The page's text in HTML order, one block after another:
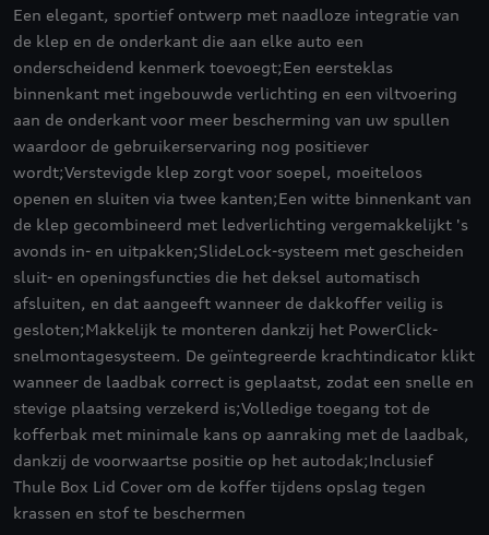
Een elegant, sportief ontwerp met naadloze integratie van
de klep en de onderkant die aan elke auto een
onderscheidend kenmerk toevoegt;Een eersteklas
binnenkant met ingebouwde verlichting en een viltvoering
aan de onderkant voor meer bescherming van uw spullen
waardoor de gebruikerservaring nog positiever
wordt;Verstevigde klep zorgt voor soepel, moeiteloos
openen en sluiten via twee kanten;Een witte binnenkant van
de klep gecombineerd met ledverlichting vergemakkelijkt 's
avonds in- en uitpakken;SlideLock-systeem met gescheiden
sluit- en openingsfuncties die het deksel automatisch
afsluiten, en dat aangeeft wanneer de dakkoffer veilig is
gesloten;Makkelijk te monteren dankzij het PowerClick-
snelmontagesysteem. De geïntegreerde krachtindicator klikt
wanneer de laadbak correct is geplaatst, zodat een snelle en
stevige plaatsing verzekerd is;Volledige toegang tot de
kofferbak met minimale kans op aanraking met de laadbak,
dankzij de voorwaartse positie op het autodak;Inclusief
Thule Box Lid Cover om de koffer tijdens opslag tegen
krassen en stof te beschermen